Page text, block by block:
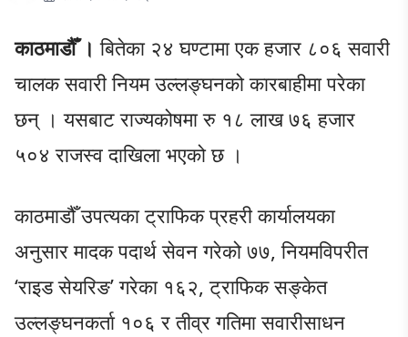
काठमाडौँ ।बितेका २४ घण्टामा एक हजार ८०६ सवारी
चालक सवारी नियम उल्लङ्घनको कारबाहीमा परेका
छन् । यसबाट राज्यकोषमा रु १८ लाख ७६ हजार
५०४ राजस्व दाखिला भएको छ ।
काठमाडौँ उपत्यका ट्राफिक प्रहरी कार्यालयका
अनुसार मादक पदार्थ सेवन गरेको ७७, नियमविपरीत
‘राइड सेयरिङ’ गरेका १६२, ट्राफिक सङ्केत
उल्लङ्घनकर्ता १०६ र तीव्र गतिमा सवारीसाधन